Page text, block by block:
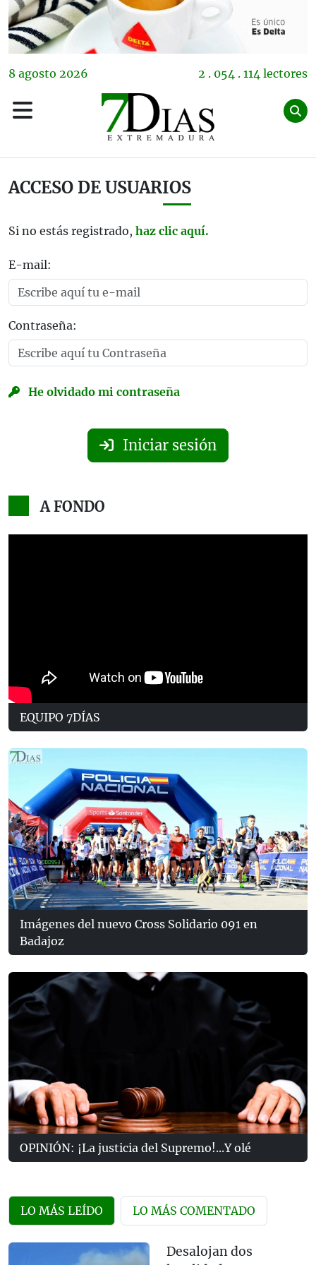
8 agosto 2026 2 . 054 . 114 lectores
ACCESO DE USUARIOS
Si no estás registrado, haz clic aquí.
E-mail:
Contraseña:
He olvidado mi contraseña
Iniciar sesión
A FONDO
EQUIPO 7DÍAS
Imágenes del nuevo Cross Solidario 091 en
Badajoz
OPINIÓN: ¡La justicia del Supremo!...Y olé
LO MÁS LEÍDO LO MÁS COMENTADO
Desalojan dos